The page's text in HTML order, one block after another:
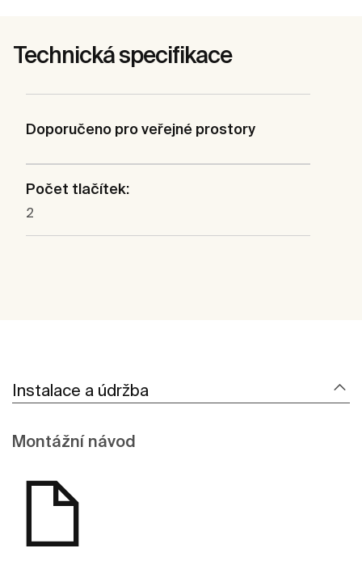
Technická specifikace
Doporučeno pro veřejné prostory
Počet tlačítek:
2
Instalace a údržba
Montážní návod